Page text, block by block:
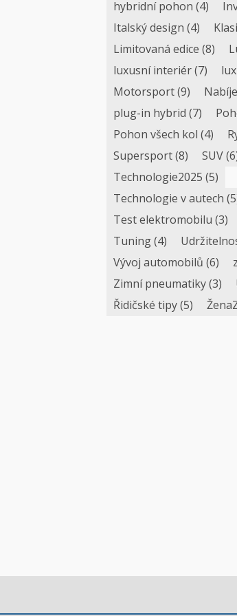
hybridní pohon (4)
Italský design (4)
Limitovaná edice (8)
luxusní interiér(7)
Motorsport(9)
plug-in hybrid (7)
Pohon všech kol (4)
Supersport(8) SUV
Technologie2025 (5)
Technologie v autech
Test elektromobilu (3)
Tuning(4)
Vývoj automobilů (6)
Zimní pneumatiky(3)
Řidičské tipy(5)